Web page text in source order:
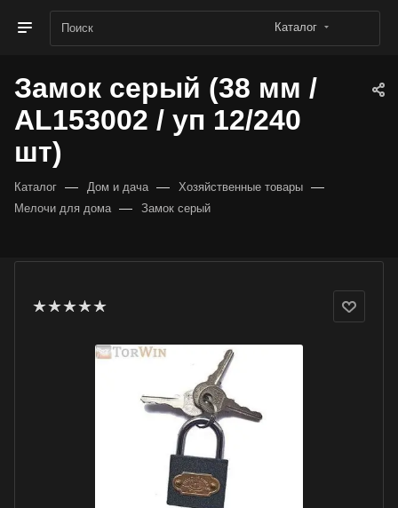
Каталог
Замок серый (38 мм /
AL153002 / уп 12/240
шт)
Каталог — Дом и дача — Хозяйственные товары —
Мелочи для дома — Замок серый